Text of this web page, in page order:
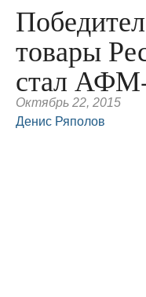
товары
стал
Октябрь 22, 2015
Денис Ряполов